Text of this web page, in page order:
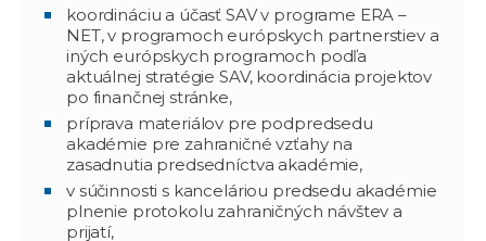
koordináciu a účasť SAV v programe ERA –
NET, v programoch európskych partnerstiev a
iných európskych programoch podľa
aktuálnej stratégie SAV, koordinácia projektov
po finančnej stránke,
príprava materiálov pre podpredsedu
akadémie pre zahraničné vzťahy na
zasadnutia predsedníctva akadémie,
v súčinnosti s kanceláriou predsedu akadémie
plnenie protokolu zahraničných návštev a
prijatí,